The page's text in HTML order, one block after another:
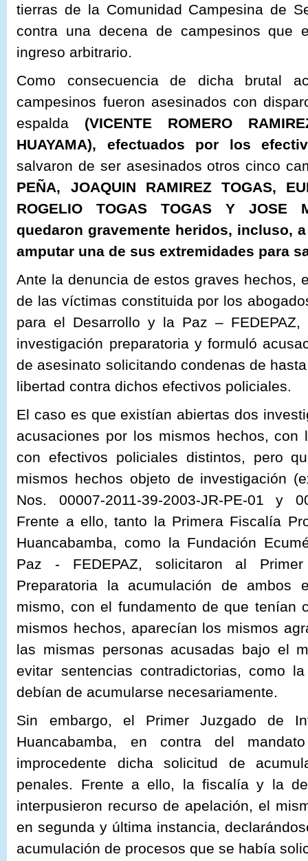
tierras de la Comunidad Campesina de
contra una decena de campesinos que
ingreso arbitrario.
Como consecuencia de dicha brutal
campesinos fueron asesinados con
espalda (VICENTE ROMERO
HUAYAMA), efectuados por los
salvaron de ser asesinados otros cinco
PEÑA, JOAQUIN RAMIREZ TOGAS,
ROGELIO TOGAS TOGAS Y JOSE
quedaron gravemente heridos, incluso,
amputar una de sus extremidades para
Ante la denuncia de estos graves hechos,
de las víctimas constituida por los
para el Desarrollo y la Paz –
investigación preparatoria y formuló
de asesinato solicitando condenas de
libertad contra dichos efectivos policiales.
El caso es que existían abiertas dos
acusaciones por los mismos hechos, con
con efectivos policiales distintos, pero
mismos hechos objeto de investigación
Nos. 00007-2011-39-2003-JR-PE-01 y
Frente a ello, tanto la Primera Fiscalía
Huancabamba, como la Fundación
Paz - FEDEPAZ, solicitaron al
Preparatoria la acumulación de ambos
mismo, con el fundamento de que tenían
mismos hechos, aparecían los mismos
las mismas personas acusadas bajo el
evitar sentencias contradictorias, como
debían de acumularse necesariamente.
Sin embargo, el Primer Juzgado de
Huancabamba, en contra del
improcedente dicha solicitud de
penales. Frente a ello, la fiscalía y la
interpusieron recurso de apelación, el
en segunda y última instancia,
acumulación de procesos que se había